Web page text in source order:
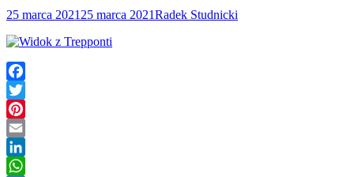
25 marca 2021 25 marca 2021Radek Studnicki
Facebook
Twitter
Pinterest
Email
LinkedIn